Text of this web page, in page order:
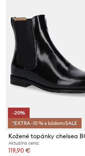
-20%
*EXTRA -10 % s kódom:SALE
Aktuálna cena:
119,90 €